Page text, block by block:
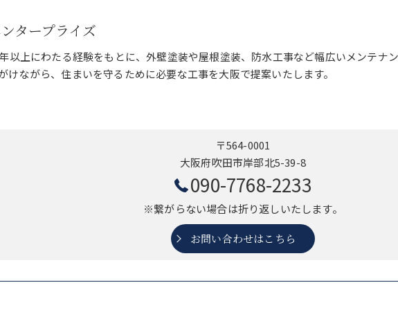
タープライズ
以上にわたる経験をもとに、外壁塗装や屋根塗装、防水工事など幅広いメンテナ
けながら、住まいを守るために必要な工事を大阪で提案いたします。
〒564-0001
大阪府吹田市岸部北5-39-8
090-7768-2233
※繋がらない場合は折り返しいたします。
お問い合わせはこちら